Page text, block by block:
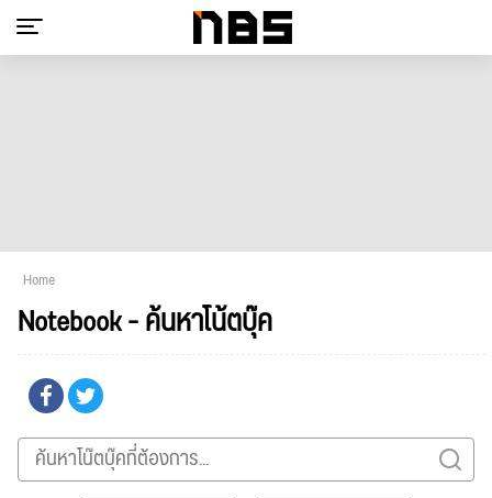
Home
Notebook - ค้นหาโน้ตบุ๊ค